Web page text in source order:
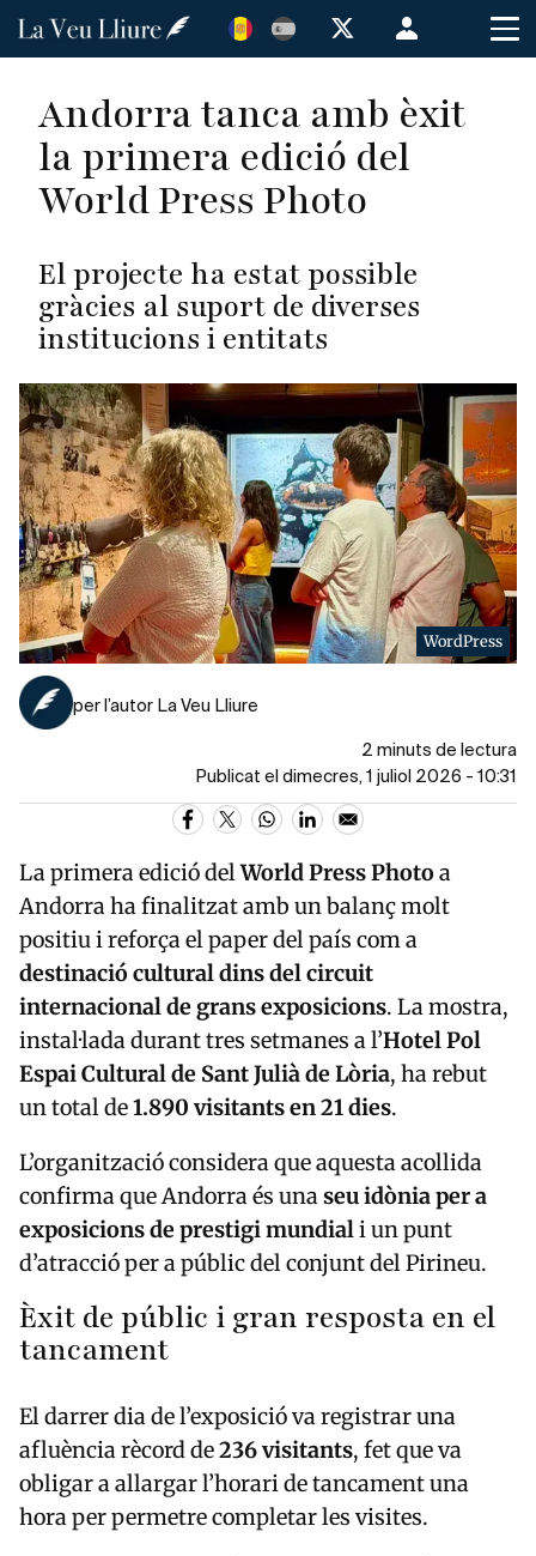
Vés
Menú
de
cuenta
de
usuario
Andorra tanca amb èxit
la primera edició del
World Press Photo
El projecte ha estat possible
gràcies al suport de diverses
institucions i entitats
WordPress
per l’autor La Veu Lliure
2 minuts de lectura
Publicat el dimecres, 1 juliol 2026 - 10:31
La primera edició delWorld Press Photoa
Andorra ha finalitzat amb un balanç molt
positiu i reforça el paper del país com a
destinació cultural dins del circuit
internacional de grans exposicions. La mostra,
instal·lada durant tres setmanes a l’Hotel Pol
Espai Cultural de Sant Julià de Lòria, ha rebut
un total de1.890 visitants en 21 dies.
L’organització considera que aquesta acollida
confirma que Andorra és unaseu idònia per a
exposicions de prestigi mundiali un punt
d’atracció per a públic del conjunt del Pirineu.
Èxit de públic i gran resposta en el
tancament
El darrer dia de l’exposició va registrar una
afluència rècord de236 visitants, fet que va
obligar a allargar l’horari de tancament una
hora per permetre completar les visites.